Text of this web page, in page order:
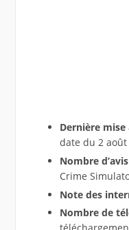
Dernière mise
date du 2 août
Nombre d’avis
Crime
Note des
Nombre de